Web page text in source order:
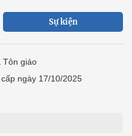
Sự kiện
Tôn giáo
ngày 17/10/2025